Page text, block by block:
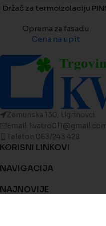
Držač za termoizolaciju
Oprema za fasadu
Cena na upit
Zemunska 130, Ugrinovci
Email:
Telefon 063/243 428
KORISNI LINKOVI
NAVIGACIJA
NAJNOVIJE